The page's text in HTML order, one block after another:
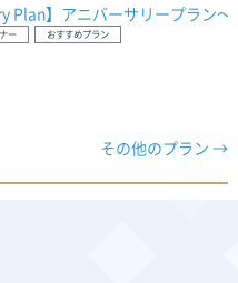
Plan】アニバーサリープラン
ー おすすめプラン
その他のプラン →